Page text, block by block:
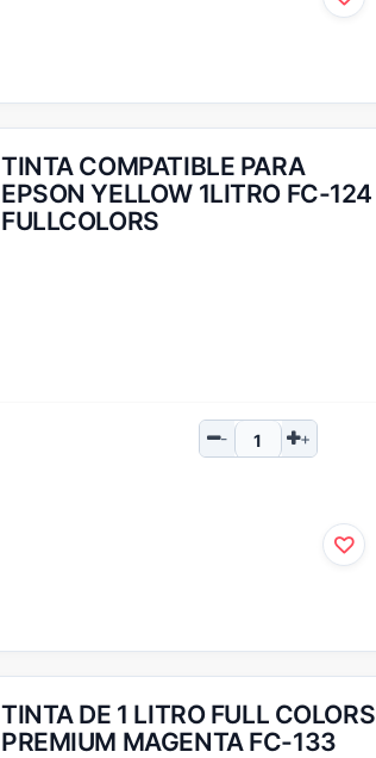
TINTA COMPATIBLE PARA
EPSON YELLOW 1LITRO FC-124
FULLCOLORS
TINTA DE 1 LITRO FULL COLORS
PREMIUM MAGENTA FC-133